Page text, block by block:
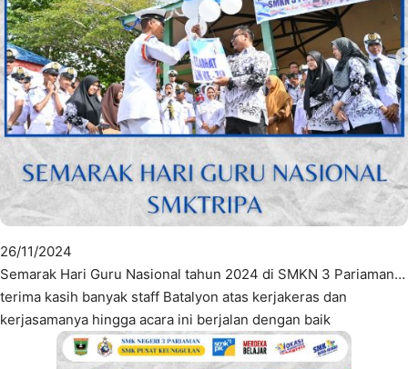
26/11/2024
Semarak Hari Guru Nasional tahun 2024 di SMKN 3 Pariaman…
terima kasih banyak staff Batalyon atas kerjakeras dan
kerjasamanya hingga acara ini berjalan dengan baik